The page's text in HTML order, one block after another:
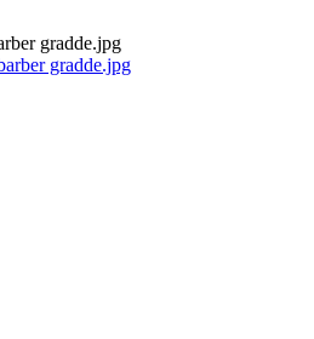
gradde.jpg